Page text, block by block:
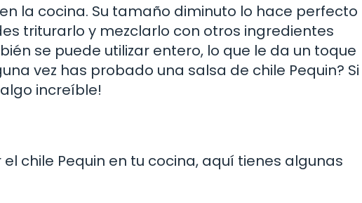
la cocina. Su tamaño diminuto lo hace perfecto
triturarlo y mezclarlo con otros ingredientes
se puede utilizar entero, lo que le da un toque
vez has probado una salsa de chile Pequin? Si
increíble!
chile Pequin en tu cocina, aquí tienes algunas